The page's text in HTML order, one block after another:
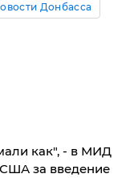
Донбасса
как", - в МИД
за введение